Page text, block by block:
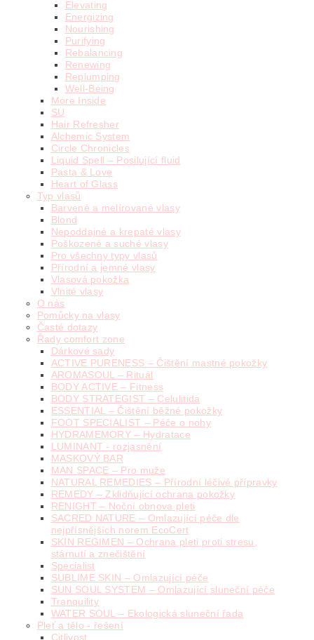
Elevating
Energizing
Nourishing
Purifying
Rebalancing
Renewing
Replumping
Well-Being
More Inside
SU
Hair Refresher
Alchemic System
Circle Chronicles
Liquid Spell – Posilující fluid
Pasta & Love
Heart of Glass
Typ vlasů
Barvené a melírované vlasy
Blond
Nepoddajné a krepaté vlasy
Poškozené a suché vlasy
Pro všechny typy vlasů
Přírodní a jemné vlasy
Vlasová pokožka
Vlnité vlasy
O nás
Pomůcky na vlasy
Časté dotazy
Řady comfort zone
Dárkové sady
ACTIVE PURENESS – Čištění mastné pokožky
AROMASOUL – Rituál
BODY ACTIVE – Fitness
BODY STRATEGIST – Celulitida
ESSENTIAL – Čištění běžné pokožky
FOOT SPECIALIST – Péče o nohy
HYDRAMEMORY – Hydratace
LUMINANT - rozjasnění
MASKOVÝ BAR
MAN SPACE – Pro muže
NATURAL REMEDIES – Přírodní léčivé přípravky
REMEDY – Zklidňující ochrana pokožky
RENIGHT – Noční obnova pleti
SACRED NATURE – Omlazující péče dle
nejpřísnějších norem EcoCert
SKIN REGIMEN – Ochrana pleti proti stresu,
stárnutí a znečištění
Specialist
SUBLIME SKIN – Omlazující péče
SUN SOUL SYSTEM – Omlazující sluneční péče
Tranquility
WATER SOUL – Ekologická sluneční řada
Pleť a tělo - řešení
Citlivost